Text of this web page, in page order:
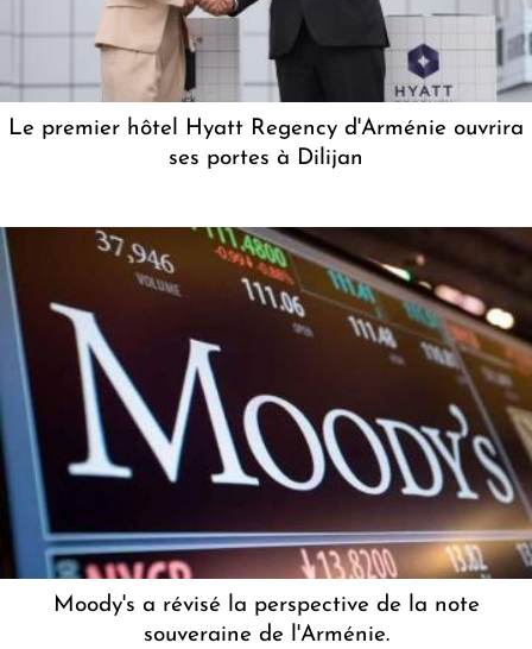
Le premier hôtel Hyatt Regency d'Arménie ouvrira
ses portes à Dilijan
Moody's a révisé la perspective de la note
souveraine de l'Arménie.